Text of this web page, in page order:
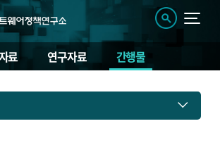
료 연구자료 간행물